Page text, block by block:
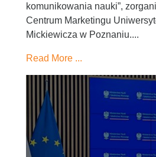
komunikowania nauki”,
Centrum Marketingu
Mickiewicza w Poznaniu....
Read More ...